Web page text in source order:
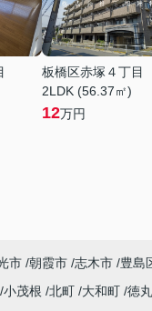
板橋区赤塚４丁目
2LDK (56.37㎡)
12万円
市 朝霞市 志木市 豊島
小茂根 北町 大和町 徳丸